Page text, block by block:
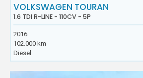
VOLKSWAGEN TOURAN
1.6 TDI R-LINE - 110CV - 5P
2016
102.000 km
Diesel